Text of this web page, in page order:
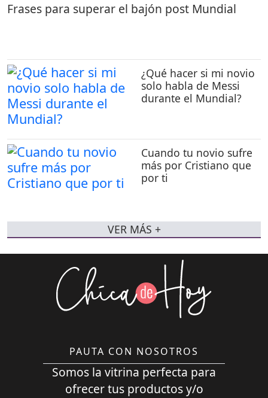
Frases para superar el bajón post Mundial
¿Qué hacer si mi novio
solo habla de Messi
durante el Mundial?
Cuando tu novio sufre
más por Cristiano que
por ti
VER MÁS +
PAUTA CON NOSOTROS
Somos la vitrina perfecta para
ofrecer tus productos y/o